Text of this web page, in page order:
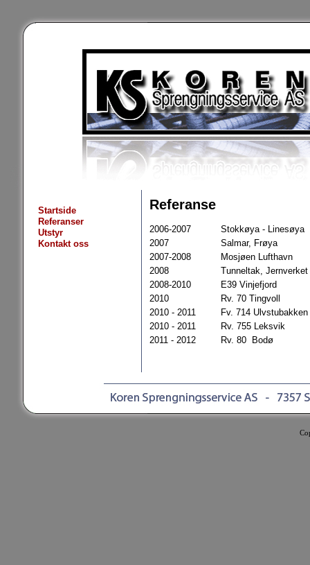
Startside
Referanser
Utstyr
Kontakt oss
Referanse
2006-2007
Stokkøya - Linesøya
2007
Salmar, Frøya
2007-2008
Mosjøen Lufthavn
2008
Tunneltak, Jernverket
2008-2010
E39 Vinjefjord
2010
Rv. 70 Tingvoll
2010 - 2011
Fv. 714 Ulvstubakken
2010 - 2011
Rv. 755 Leksvik
2011 - 2012
Rv. 80 Bodø